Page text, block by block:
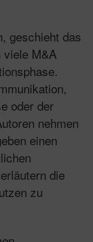
geschieht das
viele M&A
oder der
nehmen
einen
die
zu